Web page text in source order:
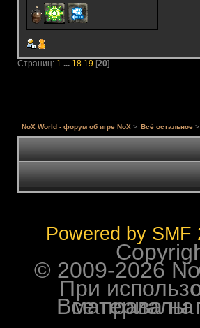
Страниц: 1 ... 18 19[20]
NoX World - форум об игре NoX> Всё остальное >
Powered by SMF
Все права на